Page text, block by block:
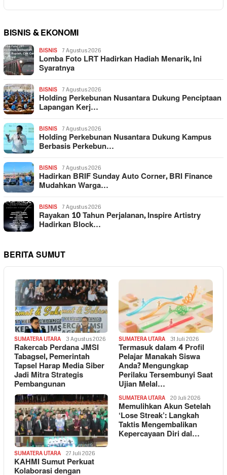
BISNIS & EKONOMI
BISNIS 7 Agustus 2026
Lomba Foto LRT Hadirkan Hadiah Menarik, Ini
Syaratnya
BISNIS 7 Agustus 2026
Holding Perkebunan Nusantara Dukung Penciptaan
Lapangan Kerj…
BISNIS 7 Agustus 2026
Holding Perkebunan Nusantara Dukung Kampus
Berbasis Perkebun…
BISNIS 7 Agustus 2026
Hadirkan BRIF Sunday Auto Corner, BRI Finance
Mudahkan Warga…
BISNIS 7 Agustus 2026
Rayakan 10 Tahun Perjalanan, Inspire Artistry
Hadirkan Block…
BERITA SUMUT
SUMATERA UTARA 3 Agustus 2026
Rakercab Perdana JMSI
Tabagsel, Pemerintah
Tapsel Harap Media Siber
Jadi Mitra Strategis
Pembangunan
SUMATERA UTARA 31 Juli 2026
Termasuk dalam 4 Profil
Pelajar Manakah Siswa
Anda? Mengungkap
Perilaku Tersembunyi Saat
Ujian Melal…
SUMATERA UTARA 27 Juli 2026
KAHMI Sumut Perkuat
Kolaborasi dengan
SUMATERA UTARA 20 Juli 2026
Memulihkan Akun Setelah
‘Lose Streak’: Langkah
Taktis Mengembalikan
Kepercayaan Diri dal…